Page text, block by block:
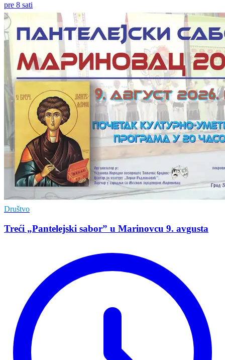
pre 8 sati
Društvo
Treći „Pantelejski sabor” u Marinovcu 9. avgusta